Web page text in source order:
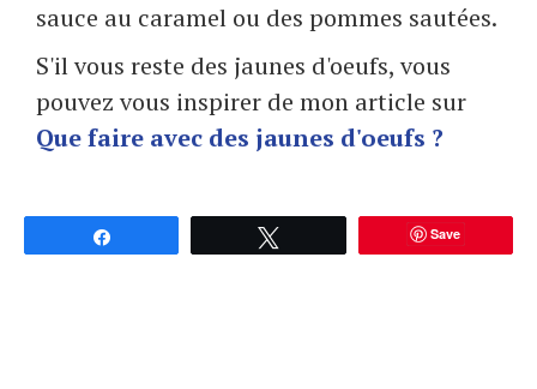
sauce au caramel ou des pommes sautées.
S'il vous reste des jaunes d'oeufs, vous
pouvez vous inspirer de mon article sur
Que faire avec des jaunes d'oeufs ?
Save